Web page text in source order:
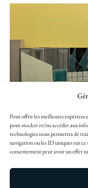
Pour offrir les meilleures
pour stocker et/ou accéder aux
technologies nous permettra de
navigation ou les ID uniques sur
consentement peut avoir un effet